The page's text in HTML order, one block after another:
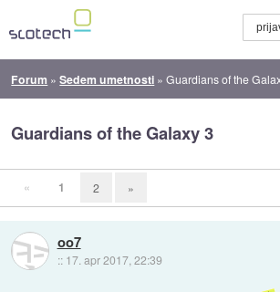
Forum »Sedem umetnosti »Guardians of the
Guardians of the Galaxy 3
« 1 2 »
oo7
:: 17. apr 2017, 22:39